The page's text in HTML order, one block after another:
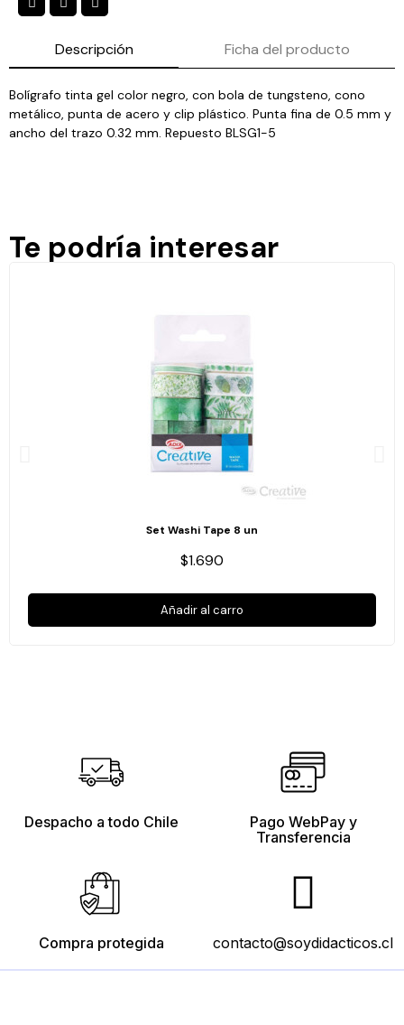
Descripción Ficha del producto
Bolígrafo tinta gel color negro, con bola de tungsteno, cono
metálico, punta de acero y clip plástico. Punta fina de 0.5 mm y
ancho del trazo 0.32 mm. Repuesto BLSG1-5
Te podría interesar
Set Washi Tape 8 un
$1.690
Añadir al carro
Despacho a todo Chile
Pago WebPay y
Transferencia
Compra protegida contacto@soydidacticos.cl